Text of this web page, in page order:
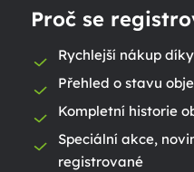
Proč se
Rychlejší nákup
Přehled o stavu
Kompletní historie
Speciální akce,
registrované